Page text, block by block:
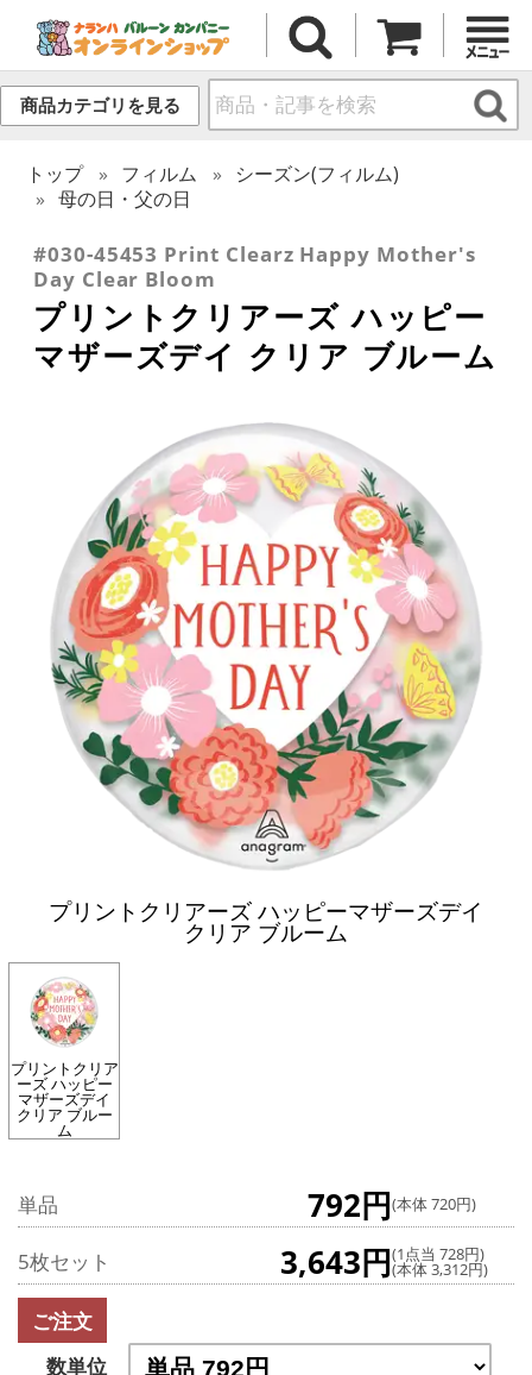
商品カテゴリを見る
トップ フィルム
シーズン(フィルム)
母の日・父の日
#030-45453 Print Clearz Happy Mother's
Day Clear Bloom
プリントクリアーズ ハッピー
マザーズデイ クリア ブルーム
プリントクリアーズ ハッピーマザーズデイ
クリア ブルーム
プリントクリア
ーズ ハッピー
マザーズデイ
クリア ブルー
ム
単品 792円(本体 720円)
5枚セット 3,643円(1点当 728円)
(本体 3,312円)
ご注文
数単位